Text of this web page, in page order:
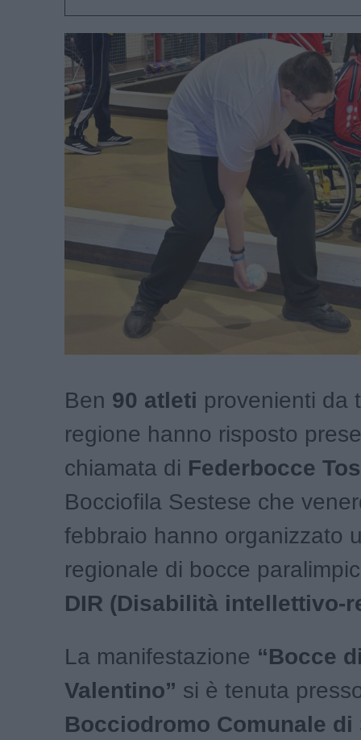
Ben 90 atleti provenienti da
regione hanno risposto
chiamata di Federbocce
Bocciofila Sestese che
febbraio hanno organizzato
regionale di bocce
DIR (Disabilità intellettivo-
La manifestazione “Bocce
Valentino” si è tenuta
Bocciodromo Comunale di